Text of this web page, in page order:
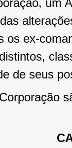
os ex-
de seus